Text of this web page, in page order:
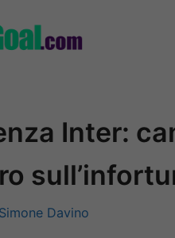
Inter:
Simone Davino